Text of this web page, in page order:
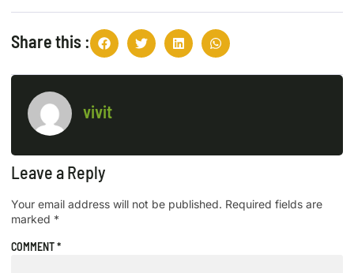
Share this :
vivit
Leave a Reply
Your email address will not be published. Required fields are
marked *
COMMENT*